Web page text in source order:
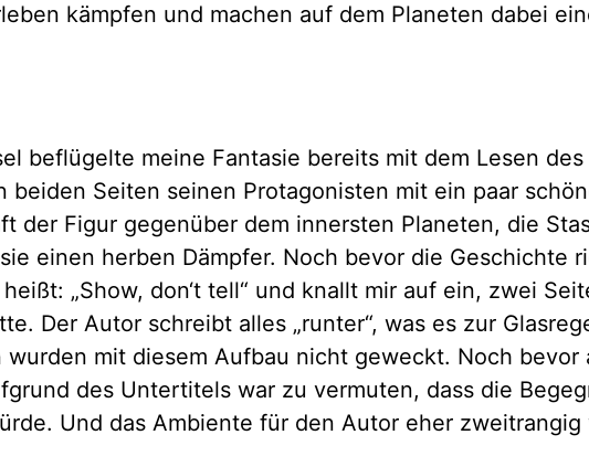
kämpfen und machen auf dem Planeten dabei
beflügelte meine Fantasie bereits mit dem Lesen
Seiten seinen Protagonisten mit ein paar
der Figur gegenüber dem innersten Planeten, die
einen herben Dämpfer. Noch bevor die
„Show, don‘t tell“ und knallt mir auf ein, zwei
Der Autor schreibt alles „runter“, was es zur
mit diesem Aufbau nicht geweckt. Noch
des Untertitels war zu vermuten, dass die
Und das Ambiente für den Autor eher zweitrangig